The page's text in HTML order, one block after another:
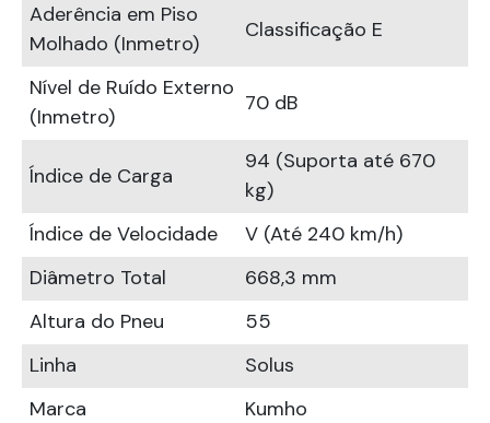
Aderência em Piso
Molhado (Inmetro)
Classificação E
Nível de Ruído Externo
(Inmetro)
70 dB
Índice de Carga
94 (Suporta até 670
kg)
Índice de Velocidade
V (Até 240 km/h)
Diâmetro Total
668,3 mm
Altura do Pneu
55
Linha
Solus
Marca
Kumho